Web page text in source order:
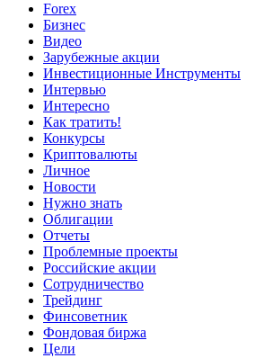
Forex
Бизнес
Видео
Зарубежные акции
Инвестиционные Инструменты
Интервью
Интересно
Как тратить!
Конкурсы
Криптовалюты
Личное
Новости
Нужно знать
Облигации
Отчеты
Проблемные проекты
Российские акции
Сотрудничество
Трейдинг
Финсоветник
Фондовая биржа
Цели